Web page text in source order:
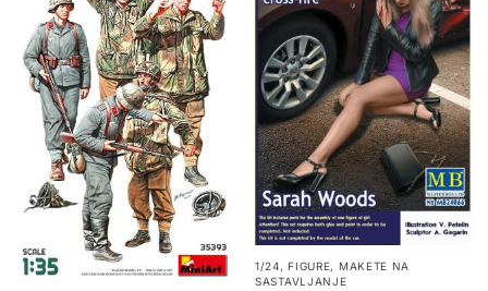
1/24,FIGURE, MAKETE NA
SASTAVLJANJE